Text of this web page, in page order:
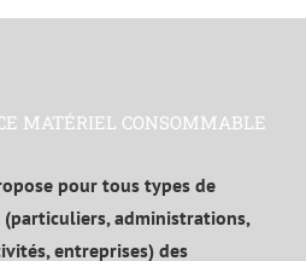
MATÉRIEL CONSOMMABLE
pour tous types de
administrations,
entreprises) des